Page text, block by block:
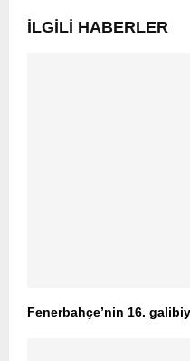
İLGILI HABERLER
Fenerbahçe’nin 16.